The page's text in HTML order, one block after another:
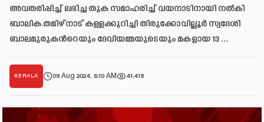
അവതരിപ്പിച്ച് ലഭിച്ച തുക സമാഹരിച്ച് വയനാടിനായി നൽകി
ബാലിക.തമിഴ്‌നാട് കള്ളക്കുറിച്ചി തിരുക്കോവില്ലൂർ സ്വദേശി
ബാലമുരുകൻറെയും ദേവിയമ്മയുടെയും മകളായ 13 …
KERALA 09 Aug 2024, 6:10 AM 41,419